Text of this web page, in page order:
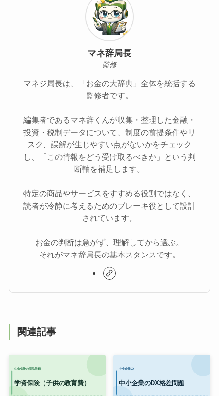
マネ辞局長
監修
マネジ局長は、「お金の大辞典」全体を統括する
監修者です。
編集者であるマネ辞くんが収集・整理した金融・
投資・税制データについて、制度の前提条件やリ
スク、誤解が生じやすい点がないかをチェック
し、「この情報をどう受け取るべきか」という判
断軸を補足します。
特定の商品やサービスをすすめる役割ではなく、
読者が冷静に考えるためのブレーキ役として設計
されています。
お金の判断は急がず、理解してから選ぶ。
それがマネ辞局長の基本スタンスです。
関連記事